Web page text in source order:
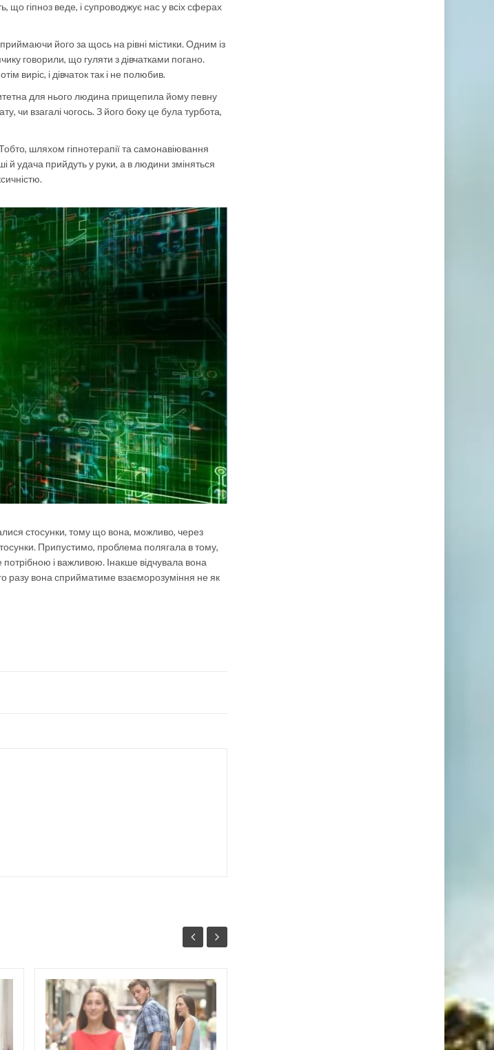
що гіпноз веде, і супроводжує нас у всіх сферах
його за щось на рівні містики. Одним із
говорили, що гуляти з дівчатками погано.
виріс, і дівчаток так і не полюбив.
для нього людина прищепила йому певну
чи взагалі чогось. З його боку це була турбота,
шляхом гіпнотерапії та самонавіювання
удача прийдуть у руки, а в людини зміняться
стосунки, тому що вона, можливо, через
Припустимо, проблема полягала в тому,
і важливою. Інакше відчувала вона
разу вона сприйматиме взаєморозуміння не як
22
КВІ